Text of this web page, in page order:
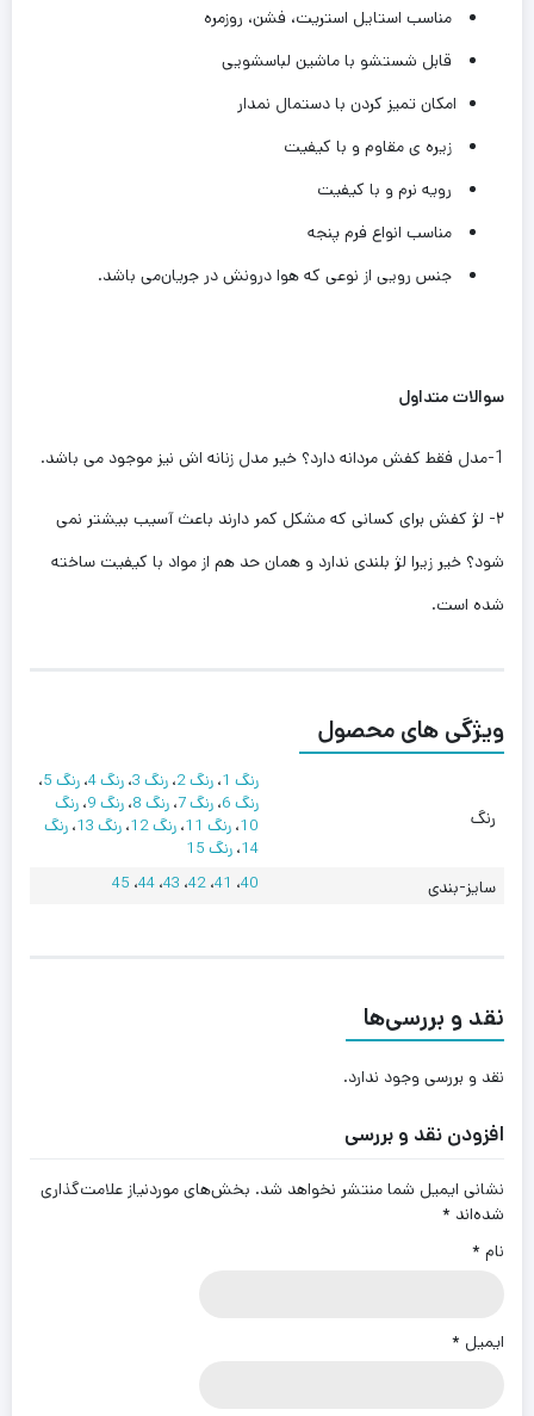
مناسب استایل استریت، فشن، روزمره
قابل شستشو با ماشین لباسشویی
امکان تمیز کردن با دستمال نمدار
زیره ی مقاوم و با کیفیت
رویه نرم و با کیفیت
مناسب انواع فرم‌ پنجه
جنس رویی از نوعی که هوا درونش در جریان‌می باشد.
سوالات متداول
1-مدل فقط کفش مردانه دارد؟ خیر مدل زنانه اش ‌نیز موجود می باشد.
۲- لژ کفش برای کسانی که مشکل کمر دارند باعث آسیب بیشتر نمی
شود؟ خیر زیرا لژ بلندی ندارد و همان حد هم از مواد با کیفیت ساخته
شده است‌.
ویژگی های محصول
رنگ
رنگ 1 ،رنگ 2 ،رنگ 3 ،رنگ 4 ،رنگ 5
،
رنگ 6
،رنگ 7 ،رنگ 8 ،رنگ 9 ،رنگ
10،رنگ 11 ،رنگ 12 ،رنگ 13 ،رنگ
14،رنگ 15
سایز-بندی 40، 41،42، 43،44، 45
نقد و بررسی‌ها
نقد و بررسی وجود ندارد.
افزودن نقد و بررسی
نشانی ایمیل شما منتشر نخواهد شد. بخش‌های موردنیاز علامت‌گذاری
شده‌اند *
نام *
ایمیل *